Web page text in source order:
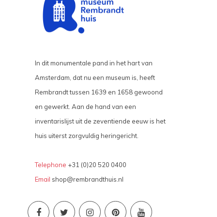
In dit monumentale pand in het hart van
Amsterdam, dat nu een museum is, heeft
Rembrandt tussen 1639 en 1658 gewoond
en gewerkt. Aan de hand van een
inventarislijst uit de zeventiende eeuw is het
huis uiterst zorgvuldig heringericht.
Telephone +31 (0)20 520 0400
Email shop@rembrandthuis.nl